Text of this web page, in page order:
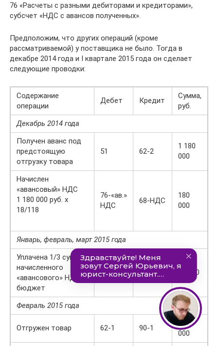
76 «Расчеты с разными дебиторами и кредиторами»,
субсчет «НДС с авансов полученных».
Предположим, что других операций (кроме
рассматриваемой) у поставщика не было. Тогда в
декабре 2014 года и I квартале 2015 года он сделает
следующие проводки:
Содержание
операции
Дебет Кредит
Сумма,
руб.
Декабрь 2014 года
Получен аванс под
предстоящую
отгрузку товара
51 62-2
1 180
000
Начислен
«авансовый» НДС
1 180 000 руб. х
18/118
76-«ав.»
НДС
68‑НДС
180
000
Январь, февраль, март 2015 года
Уплачена 1/3 суммы
начисленного
«авансового» НДС в
бюджет
68‑НДС 51 60 000
Февраль 2015 года
Отгружен товар 62-1 90-1
708
000